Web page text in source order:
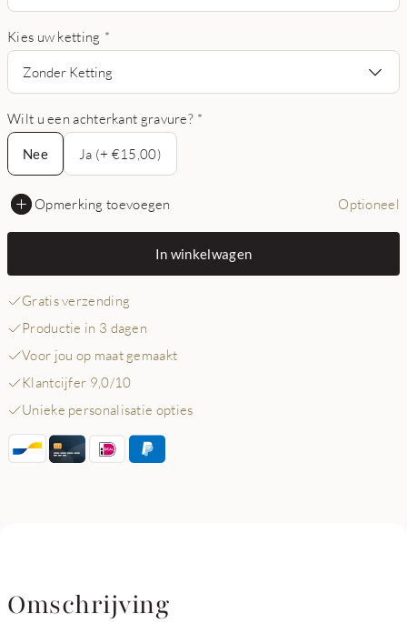
Kies uw ketting *
Zonder Ketting
Wilt u een achterkant gravure? *
Nee
Nee
Ja (+ €15,00)
Opmerking toevoegen Optioneel
In winkelwagen
Gratis verzending
Productie in 3 dagen
Voor jou op maat gemaakt
Klantcijfer 9,0/10
Unieke personalisatie opties
Omschrijving